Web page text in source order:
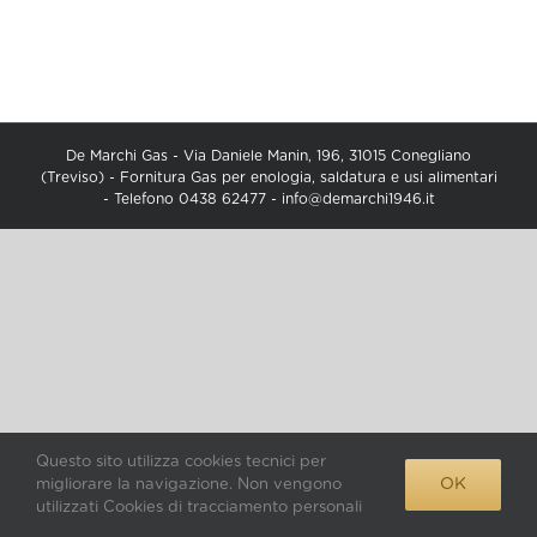
De Marchi Gas - Via Daniele Manin, 196, 31015 Conegliano
(Treviso) - Fornitura Gas per enologia, saldatura e usi alimentari
- Telefono 0438 62477 - info@demarchi1946.it
Questo sito utilizza cookies tecnici per
migliorare la navigazione. Non vengono
utilizzati Cookies di tracciamento personali
OK